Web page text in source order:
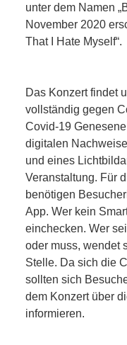
unter dem Namen
November 2020
That I Hate Myself“.
Das Konzert findet
vollständig gegen
Covid-19
digitalen
und eines
Veranstaltung. Für
benötigen
App. Wer kein
einchecken. Wer
oder muss, wendet
Stelle. Da sich die
sollten sich
dem Konzert über
informieren.